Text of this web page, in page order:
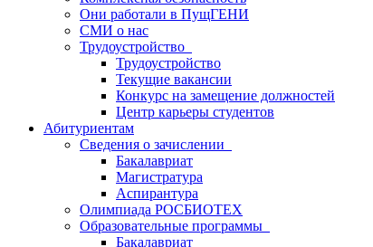
Они работали в ПущГЕНИ
СМИ о нас
Трудоустройство
Трудоустройство
Текущие вакансии
Конкурс на замещение должностей
Центр карьеры студентов
Абитуриентам
Сведения о зачислении
Бакалавриат
Магистратура
Аспирантура
Олимпиада РОСБИОТЕХ
Образовательные программы
Бакалавриат